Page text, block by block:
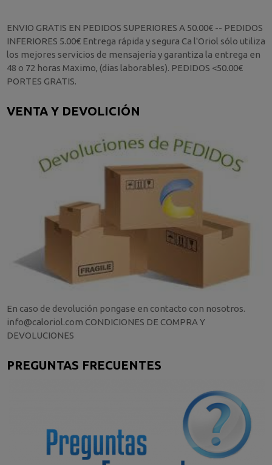
ENVIO GRATIS EN PEDIDOS SUPERIORES A 50.00€ -- PEDIDOS
INFERIORES 5.00€ Entrega rápida y segura Ca l'Oriol sólo utiliza
los mejores servicios de mensajería y garantiza la entrega en
48 o 72 horas Maximo, (dias laborables). PEDIDOS <50.00€
PORTES GRATIS.
VENTA Y DEVOLICIÓN
En caso de devolución pongase en contacto con nosotros.
info@caloriol.com CONDICIONES DE COMPRA Y
DEVOLUCIONES
PREGUNTAS FRECUENTES